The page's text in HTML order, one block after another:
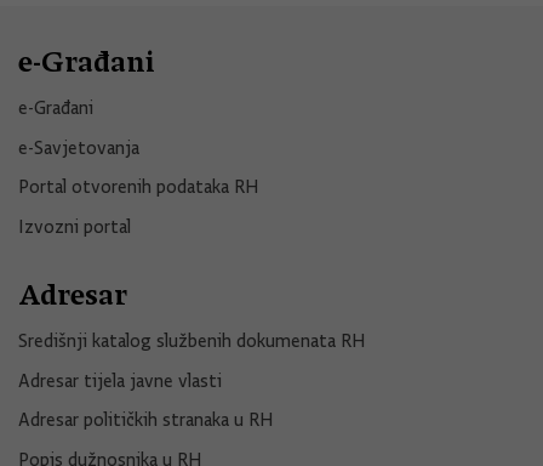
e-Građani
e-Građani
e-Savjetovanja
Portal otvorenih podataka RH
Izvozni portal
Adresar
Središnji katalog službenih dokumenata RH
Adresar tijela javne vlasti
Adresar političkih stranaka u RH
Popis dužnosnika u RH